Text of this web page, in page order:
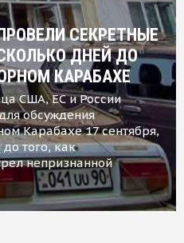
СЕКРЕТНЫЕ
ДНЕЙ ДО
КАРАБАХЕ
США, ЕС и России
обсуждения
Карабахе 17 сентября,
того, как
непризнанной